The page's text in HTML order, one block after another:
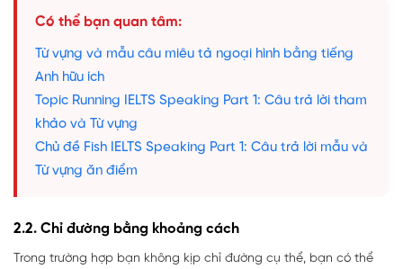
Có thể bạn quan tâm:
Từ vựng và mẫu câu miêu tả ngoại hình bằng tiếng
Anh hữu ích
Topic Running IELTS Speaking Part 1: Câu trả lời tham
khảo và Từ vựng
Chủ đề Fish IELTS Speaking Part 1: Câu trả lời mẫu và
Từ vựng ăn điểm
2.2. Chỉ đường bằng khoảng cách
Trong trường hợp bạn không kịp chỉ đường cụ thể, bạn có thể